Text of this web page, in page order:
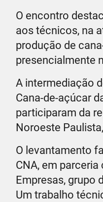
O encontro
aos técnicos, na
produção de
presencialmente
A intermediação
Cana-de-açúcar
participaram da
Noroeste
O levantamento
CNA, em
Empresas, grupo
Um trabalho